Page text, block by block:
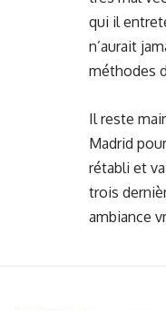
qui il
n’aurait
méthodes
Il reste
Madrid
rétabli et
trois
ambiance